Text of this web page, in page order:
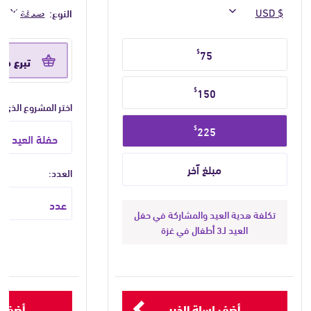
حدد
التبرع
$75
$150
$225
تكلفة هدية العيد والمشاركة في حفل
العيد لـ3 أطفال في غزة
آمنة ليفرح
والأفراد الأشد
النوع:
حدد
التبرع
تبرع
اختر المشروع الذي
العدد: